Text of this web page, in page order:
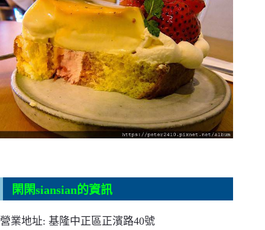
閑閑siansian的資訊
營業地址: 基隆中正區正濱路40號